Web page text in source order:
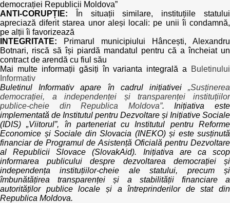
democrației Republicii Moldova”
ANTI-CORUPȚIE: În situații similare, instituțiile statului
apreciază diferit starea unor aleși locali: pe unii îi condamnă,
pe alții îi favorizează
INTEGRITATE: Primarul municipiului Hâncești, Alexandru
Botnari, riscă să își piardă mandatul pentru că a încheiat un
contract de arendă cu fiul său
Mai multe informații găsiți în varianta integrală a
Buletinului
Informativ
Buletinul Informativ apare în cadrul inițiativei „Susținerea
democrației, a independenței și transparenței instituțiilor
publice-cheie din Republica Moldova”. Inițiativa este
implementată de Institutul pentru Dezvoltare și Inițiative Sociale
(IDIS) „Viitorul”, în parteneriat cu Institutul pentru Reforme
Economice și Sociale din Slovacia (INEKO) și este susținută
financiar de Programul de Asistență Oficială pentru Dezvoltare
al Republicii Slovace (SlovakAid). Inițiativa are ca scop
informarea publicului despre dezvoltarea democrației și
independența instituțiilor-cheie ale statului, precum și
îmbunătățirea transparenței și a stabilității financiare a
autorităților publice locale și a întreprinderilor de stat din
Republica Moldova.